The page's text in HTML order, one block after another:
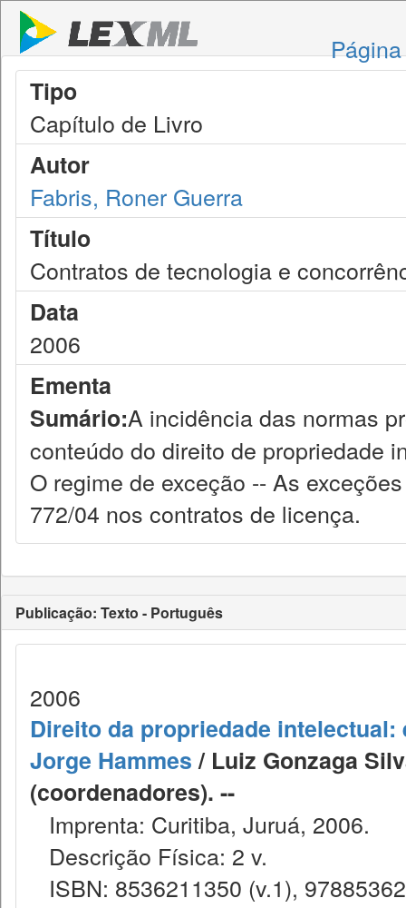
Tipo
Capítulo de Livro
Autor
Fabris, Roner Guerra
Título
Contratos de tecnologia e
Data
2006
Ementa
Sumário:A incidência das normas
conteúdo do direito de propriedade
O regime de exceção -- As
772/04 nos contratos de licença.
Publicação: Texto - Português
2006
Direito da propriedade
Jorge Hammes/ Luiz Gonzaga
(coordenadores). --
Imprenta: Curitiba, Juruá, 2006.
Descrição Física: 2 v.
ISBN: 8536211350 (v.1),